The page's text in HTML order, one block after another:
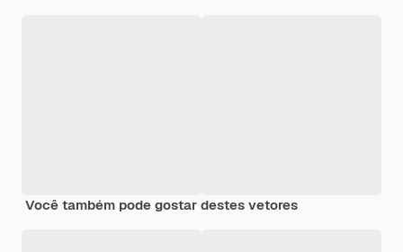
Você também pode gostar destes vetores